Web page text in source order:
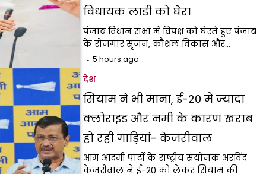
विधायक लाडी को घेरा
पंजाब विधान सभा में विपक्ष को घेरते हुए पंजाब
के रोजगार सृजन, कौशल विकास और…
5 hours ago
देश
सियाम ने भी माना, ई-20 में ज्यादा
क्लोराइड और नमी के कारण खराब
हो रही गाड़ियां- केजरीवाल
आम आदमी पार्टी के राष्ट्रीय संयोजक अरविंद
केजरीवाल ने ई-20 को लेकर सियाम की